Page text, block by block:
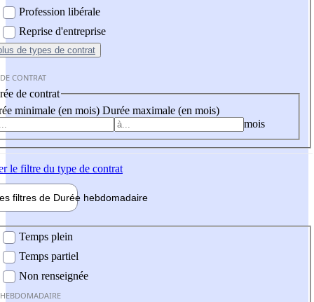
Profession libérale
Reprise d'entreprise
de types de contrat
CONTRAT
de contrat
minimale (en mois) Durée maximale (en mois)
mois
le filtre du type de contrat
filtres de Durée hebdomadaire
Temps plein
Temps partiel
Non renseignée